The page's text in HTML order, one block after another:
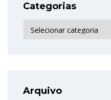
Categorias
Categorias
Arquivo